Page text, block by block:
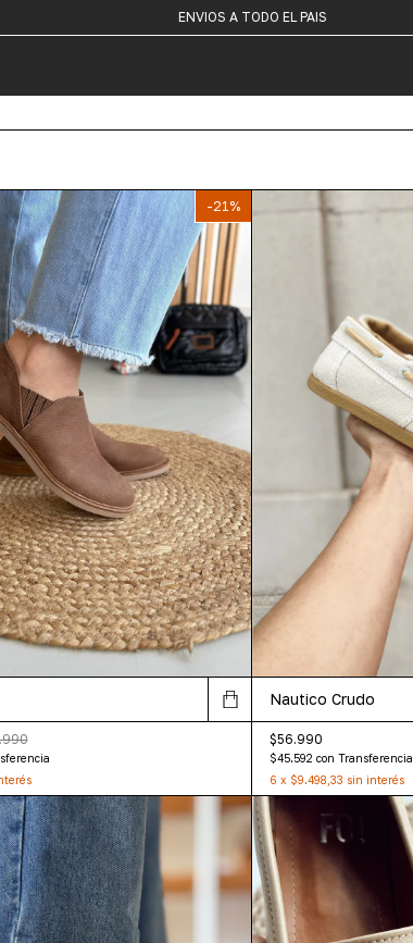
ENVIOS A TODO EL PAIS
3 CUOTAS SIN INTERÉS
-21%
Nautico Crudo
$56.990
$45.592 con Transferencia
6 x $9.498,33 sin interés